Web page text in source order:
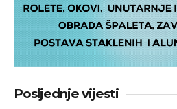
Posljednje vijesti